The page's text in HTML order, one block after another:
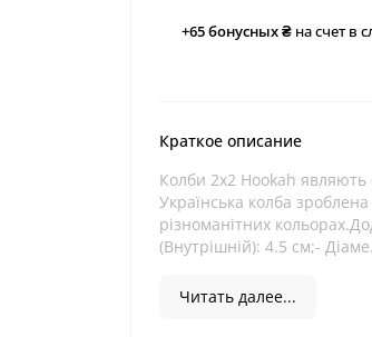
+65бонусных ₴на счет в
Краткое описание
Колби 2х2 Hookah
Українська колба
різноманітних
(Внутрішній): 4.5 см;-
Читать далее...